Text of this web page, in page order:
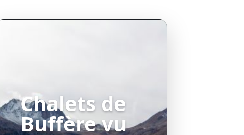
Chalets de
Buffère vu